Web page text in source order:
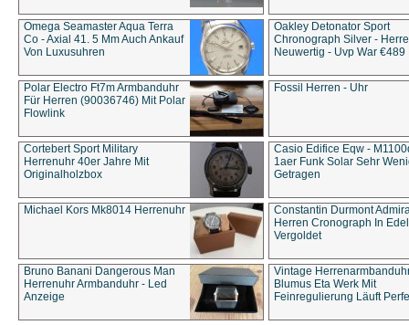
Omega Seamaster Aqua Terra
Co - Axial 41. 5 Mm Auch Ankauf
Von Luxusuhren
Oakley Detonator Sport
Chronograph Silver -
Neuwertig - Uvp War €489
Polar Electro Ft7m Armbanduhr
Für Herren (90036746) Mit Polar
Flowlink
Fossil Herren - Uhr
Cortebert Sport Military
Herrenuhr 40er Jahre Mit
Originalholzbox
Casio Edifice Eqw -
1aer Funk Solar Sehr
Getragen
Michael Kors Mk8014 Herrenuhr
Constantin Durmont
Herren Cronograph In
Vergoldet
Bruno Banani Dangerous Man
Herrenuhr Armbanduhr - Led
Anzeige
Vintage
Blumus Eta Werk Mit
Feinregulierung Läuft